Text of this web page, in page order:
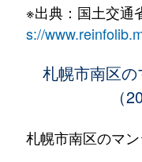
石山東
川沿６条
※出典：国土交通
s://
札幌市南区
（
札幌市南区のマン